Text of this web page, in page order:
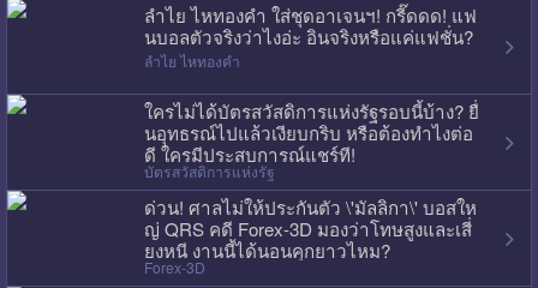
ลำไย ไหทองคำ ใส่ชุดอาเจนฯ! กรี๊ดดด! แฟ
นบอลตัวจริงว่าไงอ่ะ อินจริงหรือแค่แฟชั่น?
ลำไย ไหทองคำ
ใครไม่ได้บัตรสวัสดิการแห่งรัฐรอบนี้บ้าง? ยื่
นอุทธรณ์ไปแล้วเงียบกริบ หรือต้องทำไงต่อ
ดี ใครมีประสบการณ์แชร์ที!
บัตรสวัสดิการแห่งรัฐ
ด่วน! ศาลไม่ให้ประกันตัว \'มัลลิกา\' บอสให
ญ่ QRS คดี Forex-3D มองว่าโทษสูงและเสี่
ยงหนี งานนี้ได้นอนคุกยาวไหม?
Forex-3D